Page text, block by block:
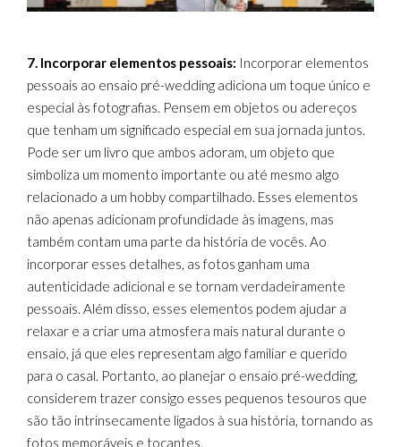
7. Incorporar elementos pessoais: Incorporar elementos
pessoais ao ensaio pré-wedding adiciona um toque único e
especial às fotografias. Pensem em objetos ou adereços
que tenham um significado especial em sua jornada juntos.
Pode ser um livro que ambos adoram, um objeto que
simboliza um momento importante ou até mesmo algo
relacionado a um hobby compartilhado. Esses elementos
não apenas adicionam profundidade às imagens, mas
também contam uma parte da história de vocês. Ao
incorporar esses detalhes, as fotos ganham uma
autenticidade adicional e se tornam verdadeiramente
pessoais. Além disso, esses elementos podem ajudar a
relaxar e a criar uma atmosfera mais natural durante o
ensaio, já que eles representam algo familiar e querido
para o casal. Portanto, ao planejar o ensaio pré-wedding,
considerem trazer consigo esses pequenos tesouros que
são tão intrinsecamente ligados à sua história, tornando as
fotos memoráveis e tocantes.